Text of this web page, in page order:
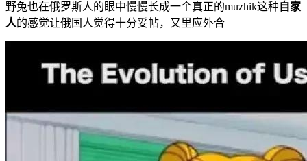
野兔也在俄罗斯人的眼中慢慢长成一个真正的muzhik这种 自家
人的感觉让俄国人觉得十分妥帖，又里应外合